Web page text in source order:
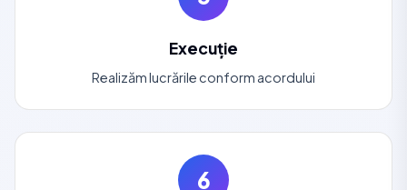
Execuție
Realizăm lucrările conform acordului
6